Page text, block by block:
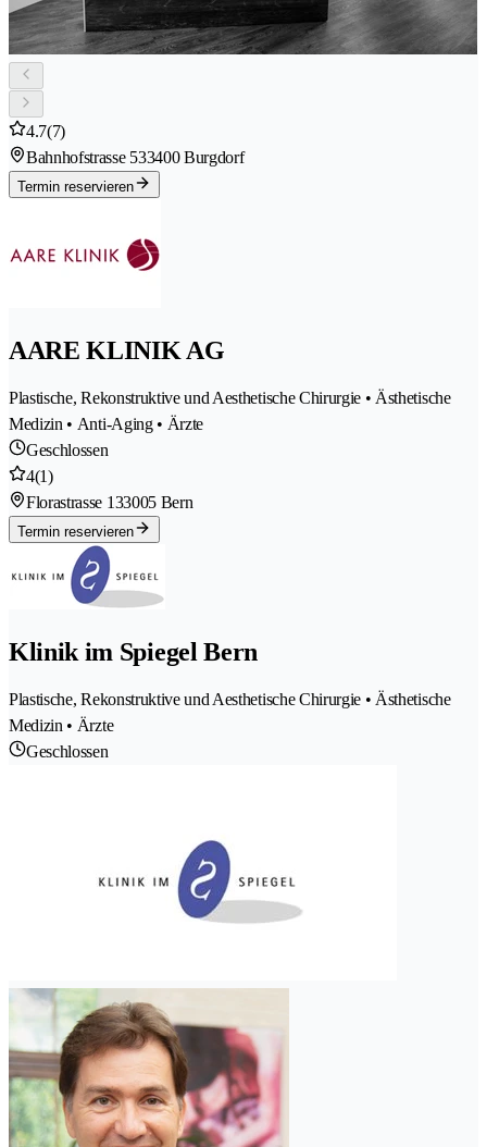
4.7(7)
Bahnhofstrasse 533400 Burgdorf
Termin reservieren
AARE KLINIK AG
Plastische, Rekonstruktive und Aesthetische Chirurgie • Ästhetische
Medizin • Anti-Aging • Ärzte
Geschlossen
4(1)
Florastrasse 133005 Bern
Termin reservieren
Klinik im Spiegel Bern
Plastische, Rekonstruktive und Aesthetische Chirurgie • Ästhetische
Medizin • Ärzte
Geschlossen